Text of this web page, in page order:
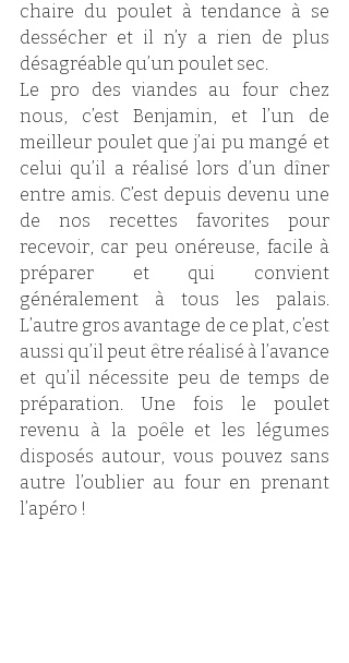
chaire du poulet à tendance à se
dessécher et il n’y a rien de plus
désagréable qu’un poulet sec.
Le pro des viandes au four chez
nous, c’est Benjamin, et l’un de
meilleur poulet que j’ai pu mangé et
celui qu’il a réalisé lors d’un dîner
entre amis. C’est depuis devenu une
de nos recettes favorites pour
recevoir, car peu onéreuse, facile à
préparer et qui convient
généralement à tous les palais.
L’autre gros avantage de ce plat, c’est
aussi qu’il peut être réalisé à l’avance
et qu’il nécessite peu de temps de
préparation. Une fois le poulet
revenu à la poêle et les légumes
disposés autour, vous pouvez sans
autre l’oublier au four en prenant
l’apéro !